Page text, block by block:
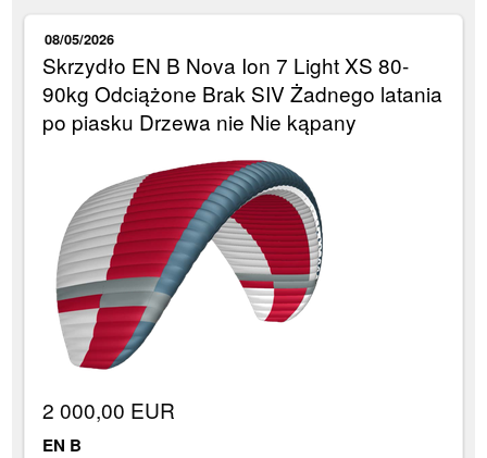
08/05/2026
Skrzydło EN B Nova Ion 7 Light XS 80-
90kg Odciążone Brak SIV Żadnego latania
po piasku Drzewa nie Nie kąpany
2 000,00 EUR
EN B